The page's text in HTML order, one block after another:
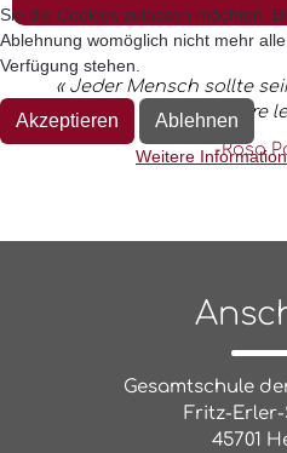
« Jeder Mensch sollte
andere
-Rosa
Gesamtschule
Fritz-Erler-
45701
Sie die Cookies zulassen möchten.
Ablehnung womöglich nicht mehr
Verfügung stehen.
Akzeptieren Ablehnen
Weitere